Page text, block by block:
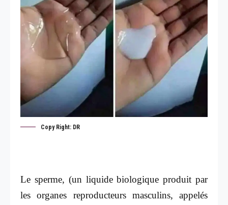
Copy Right: DR
Le sperme, (un liquide biologique produit par
les organes reproducteurs masculins, appelés